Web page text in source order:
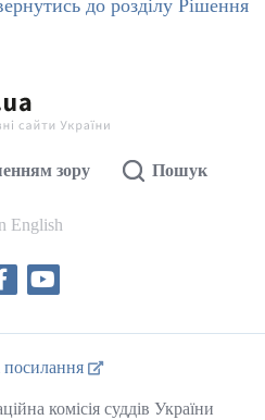
до розділу Рішення
зору Пошук
English
посилання
комісія суддів України